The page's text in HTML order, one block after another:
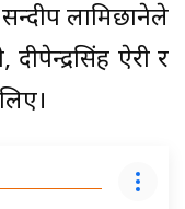
लामिछानेले
ऐरी र